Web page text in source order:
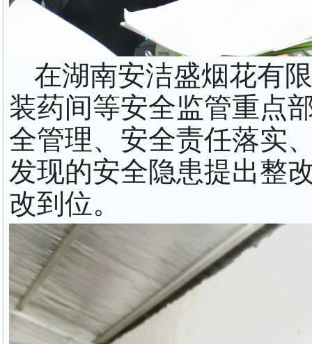
在湖南安洁盛烟花有
装药间等安全监管重点
全管理、安全责任落实
发现的安全隐患提出整
改到位。